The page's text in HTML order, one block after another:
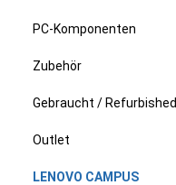
PC-Komponenten
Zubehör
Gebraucht / Refurbished
Outlet
LENOVO CAMPUS